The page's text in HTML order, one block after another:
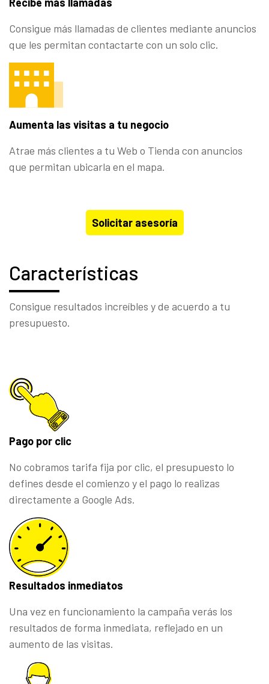
Consigue más llamadas de clientes mediante anuncios
que les permitan contactarte con un solo clic.
Aumenta las visitas a tu negocio
Atrae más clientes a tu Web o Tienda con anuncios
que permitan ubicarla en el mapa.
Solicitar asesoría
Características
Consigue resultados increíbles y de acuerdo a tu
presupuesto.
Pago por clic
No cobramos tarifa fija por clic, el presupuesto lo
defines desde el comienzo y el pago lo realizas
directamente a Google Ads.
Resultados inmediatos
Una vez en funcionamiento la campaña verás los
resultados de forma inmediata, reflejado en un
aumento de las visitas.